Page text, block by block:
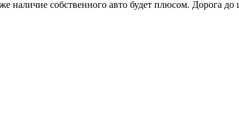
наличие собственного авто будет плюсом. Дорога до